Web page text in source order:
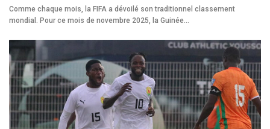
Comme chaque mois, la FIFA a dévoilé son traditionnel classement
mondial. Pour ce mois de novembre 2025, la Guinée…